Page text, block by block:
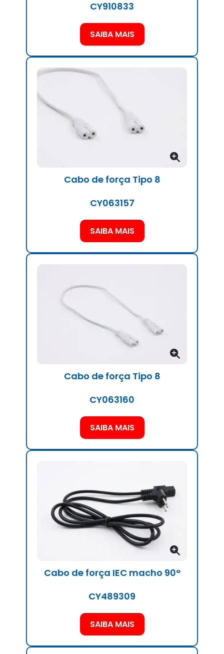
CY910833
SAIBA MAIS
Cabo de força Tipo 8
CY063157
SAIBA MAIS
Cabo de força Tipo 8
CY063160
SAIBA MAIS
Cabo de força IEC macho 90°
CY489309
SAIBA MAIS